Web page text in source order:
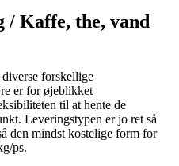
/ Kaffe, the, vand
forskellige
er for øjeblikket
til at hente de
Leveringstypen er jo ret så
den mindst kostelige form for
ps.